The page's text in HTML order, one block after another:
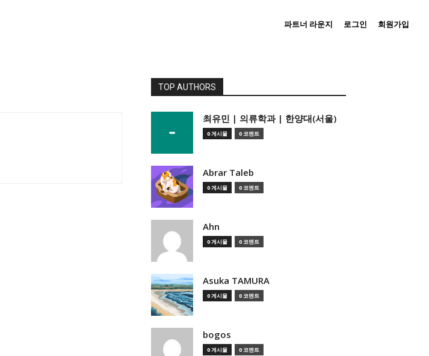
파트너 라운지 로그인 회원가입
TOP AUTHORS
­최유민 | 의류학과 | 한양대(서울)
0 게시물 0 코멘트
Abrar Taleb
0 게시물 0 코멘트
Ahn
0 게시물 0 코멘트
Asuka TAMURA
0 게시물 0 코멘트
bogos
0 게시물 0 코멘트